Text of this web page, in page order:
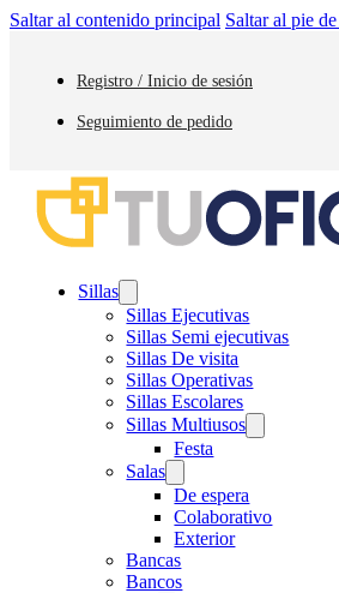
Saltar al contenido principal Saltar al pie
Registro / Inicio de sesión
Seguimiento de pedido
Sillas
Sillas Ejecutivas
Sillas Semi ejecutivas
Sillas De visita
Sillas Operativas
Sillas Escolares
Sillas Multiusos
Festa
Salas
De espera
Colaborativo
Exterior
Bancas
Bancos